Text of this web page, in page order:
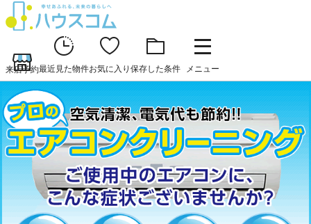
来店予約最近見た物件お気に入り 保存した条件 メニュー